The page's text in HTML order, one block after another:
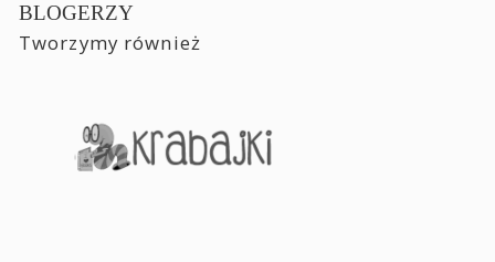
BLOGERZY
Tworzymy również